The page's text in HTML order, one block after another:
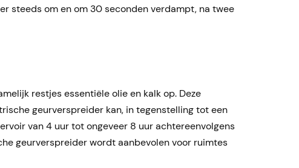
steeds om en om 30 seconden verdampt, na twee
restjes essentiële olie en kalk op. Deze
geurverspreider kan, in tegenstelling tot een
van 4 uur tot ongeveer 8 uur achtereenvolgens
geurverspreider wordt aanbevolen voor ruimtes